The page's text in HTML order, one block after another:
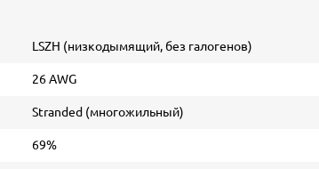
LSZH (низкодымящий, без галогенов)
26 AWG
Stranded (многожильный)
69%